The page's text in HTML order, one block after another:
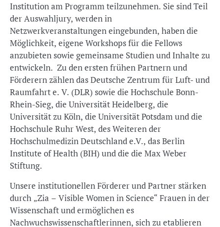
Institution am Programm teilzunehmen. Sie sind Teil
der Auswahljury, werden in
Netzwerkveranstaltungen eingebunden, haben die
Möglichkeit, eigene Workshops für die Fellows
anzubieten sowie gemeinsame Studien und Inhalte zu
entwickeln. Zu den ersten frühen Partnern und
Förderern zählen das Deutsche Zentrum für Luft- und
Raumfahrt e. V. (DLR) sowie die Hochschule Bonn-
Rhein-Sieg, die Universität Heidelberg, die
Universität zu Köln, die Universität Potsdam und die
Hochschule Ruhr West, des Weiteren der
Hochschulmedizin Deutschland e.V., das Berlin
Institute of Health (BIH) und die die Max Weber
Stiftung.
Unsere institutionellen Förderer und Partner stärken
durch „Zia – Visible Women in Science“ Frauen in der
Wissenschaft und ermöglichen es
Nachwuchswissenschaftlerinnen, sich zu etablieren